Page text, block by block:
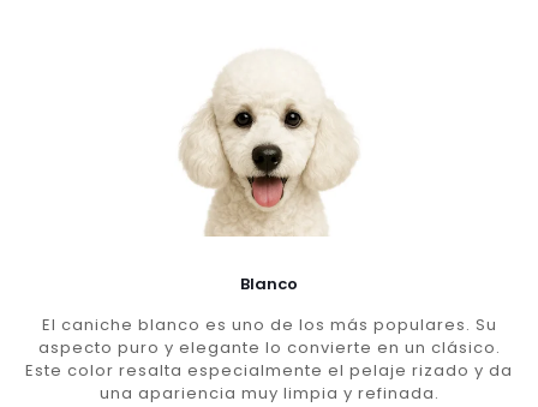
Blanco
El caniche blanco es uno de los más populares. Su
aspecto puro y elegante lo convierte en un clásico.
Este color resalta especialmente el pelaje rizado y da
una apariencia muy limpia y refinada.